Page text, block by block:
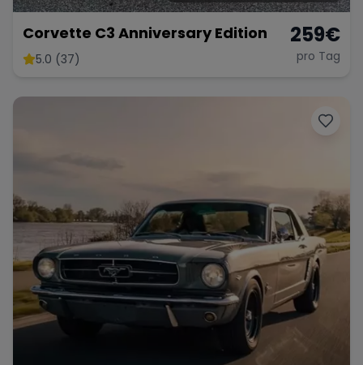
Bugatti Lotus Maserati
Corvette C3 Anniversary Edition
5.0 (37)
259€
pro Tag